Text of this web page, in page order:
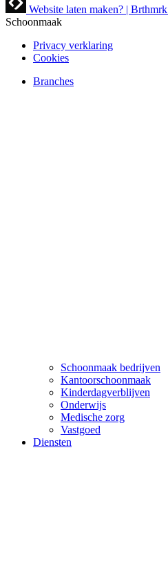
Website laten maken? | Brthmrk
Schoonmaak
Privacy verklaring
Cookies
Branches
Schoonmaak bedrijven
Kantoorschoonmaak
Kinderdagverblijven
Onderwijs
Medische zorg
Vastgoed
Diensten